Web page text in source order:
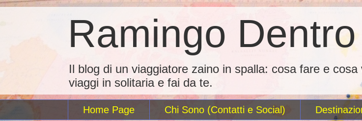
Ramingo Dentro
Il blog di un viaggiatore zaino in spalla: cosa fare e
viaggi in solitaria e fai da te.
Home Page Chi Sono (Contatti e Social)